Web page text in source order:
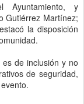
Ayuntamiento, y
Gutiérrez Martínez;
la disposición
de inclusión y no
de seguridad,